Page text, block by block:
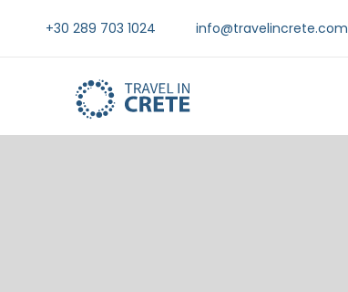
+30 289 703 1024 info@travelincrete.com